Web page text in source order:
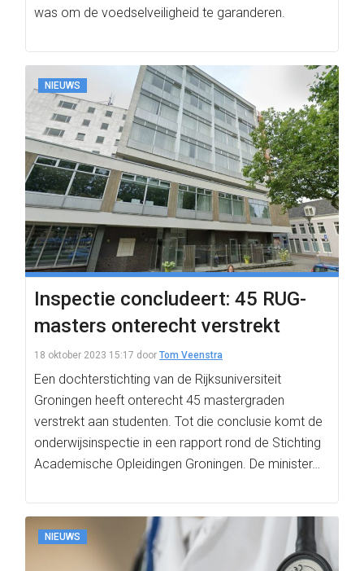
was om de voedselveiligheid te garanderen.
NIEUWS
Inspectie concludeert: 45 RUG-
masters onterecht verstrekt
18 oktober 2023 15:17 door Tom Veenstra
Een dochterstichting van de Rijksuniversiteit
Groningen heeft onterecht 45 mastergraden
verstrekt aan studenten. Tot die conclusie komt de
onderwijsinspectie in een rapport rond de Stichting
Academische Opleidingen Groningen. De minister…
NIEUWS